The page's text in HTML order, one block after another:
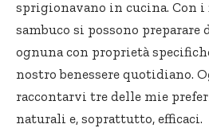
sprigionavano in cucina. Con i
sambuco si possono preparare
ognuna con proprietà
nostro benessere quotidiano.
raccontarvi tre delle mie
naturali e, soprattutto, efficaci.